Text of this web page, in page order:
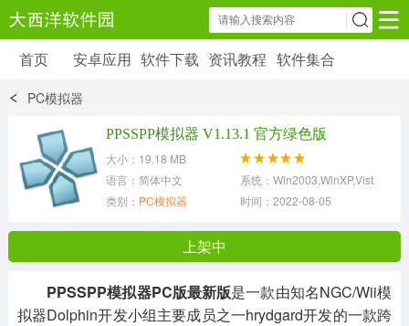
安卓应用 软件下载 资讯教程
6179 款应用
39 款应用
首页 安卓应用 软件下载 资讯教程 软件集合
PC模拟器
PPSSPP模拟器 V1.13.1 官方绿色版
大小：19.18 MB
语言：简体中文
系统：
类别： PC模拟器 时间：2022-08-05
上架中
PPSSPP模拟器PC版最新版是一款由知名NGC/Wii模
拟器Dolphin开发小组主要成员之一hrydgard开发的一款跨